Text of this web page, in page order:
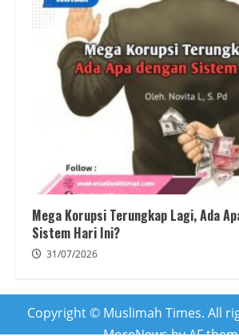
Mega Korupsi Terungkap Lagi, Ada
Sistem Hari Ini?
31/07/2026
Copyright © Muslimah Times. All